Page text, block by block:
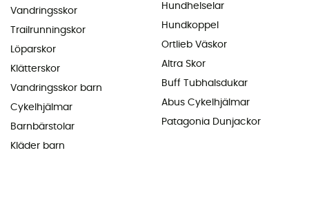
Vandringsskor
Trailrunningskor
Löparskor
Klätterskor
Vandringsskor barn
Cykelhjälmar
Barnbärstolar
Kläder barn
Hundhelselar
Hundkoppel
Ortlieb Väskor
Altra Skor
Buff Tubhalsdukar
Abus Cykelhjälmar
Patagonia Dunjackor